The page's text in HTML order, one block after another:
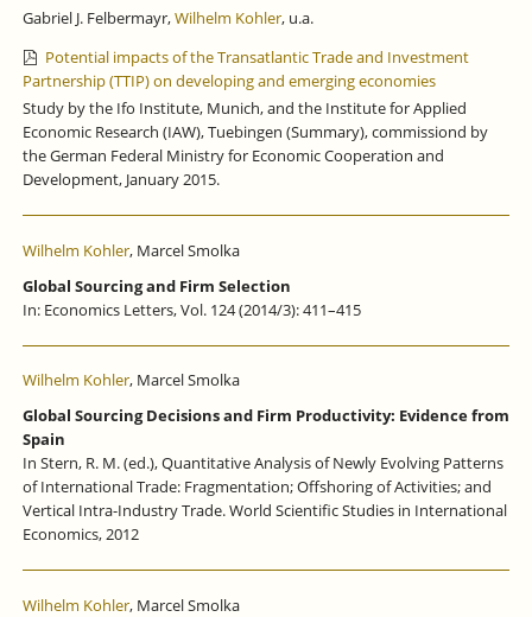
Gabriel J. Felbermayr,Wilhelm Kohler, u.a.
Potential impacts of the Transatlantic Trade and Investment
Partnership (TTIP) on developing and emerging economies
Study by the Ifo Institute, Munich, and the Institute for Applied
Economic Research (IAW), Tuebingen (Summary), commissiond by
the German Federal Ministry for Economic Cooperation and
Development, January 2015.
Wilhelm Kohler, Marcel Smolka
Global Sourcing and Firm Selection
In: Economics Letters, Vol. 124 (2014/3): 411–415
Wilhelm Kohler, Marcel Smolka
Global Sourcing Decisions and Firm Productivity: Evidence from
Spain
In Stern, R. M. (ed.), Quantitative Analysis of Newly Evolving Patterns
of International Trade: Fragmentation; Offshoring of Activities; and
Vertical Intra-Industry Trade. World Scientific Studies in International
Economics, 2012
Wilhelm Kohler, Marcel Smolka